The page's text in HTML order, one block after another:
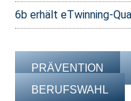
6b erhält eTwinning-
PRÄVENTION
BERUFSWAHL